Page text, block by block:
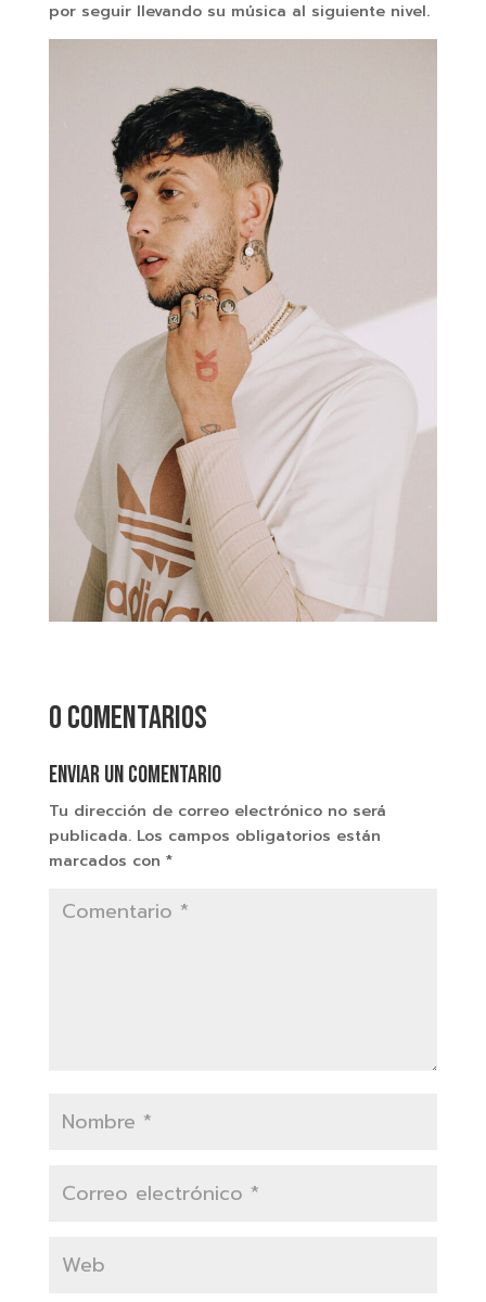
por seguir llevando su música al siguiente nivel.
0 comentarios
Enviar un comentario
Tu dirección de correo electrónico no será
publicada. Los campos obligatorios están
marcados con *